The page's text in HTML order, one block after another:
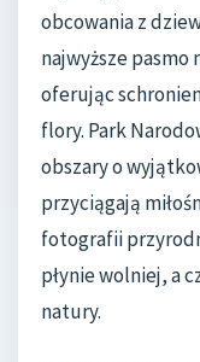
obcowania z
najwyższe pasmo
oferując
flory. Park
obszary o
przyciągają
fotografii
płynie wolniej, a
natury.